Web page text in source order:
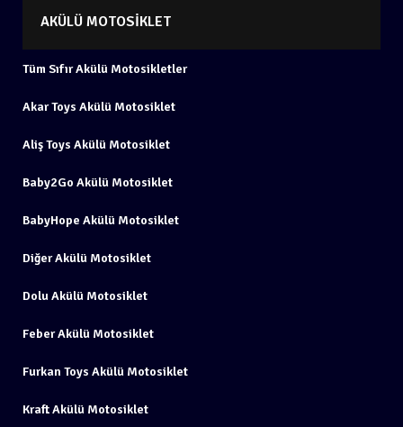
AKÜLÜ MOTOSIKLET
Tüm Sıfır Akülü Motosikletler
Akar Toys Akülü Motosiklet
Aliş Toys Akülü Motosiklet
Baby2Go Akülü Motosiklet
BabyHope Akülü Motosiklet
Diğer Akülü Motosiklet
Dolu Akülü Motosiklet
Feber Akülü Motosiklet
Furkan Toys Akülü Motosiklet
Kraft Akülü Motosiklet